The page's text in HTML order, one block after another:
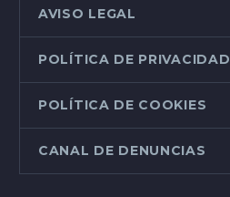
AVISO LEGAL
POLÍTICA DE PRIVACIDAD
POLÍTICA DE COOKIES
CANAL DE DENUNCIAS